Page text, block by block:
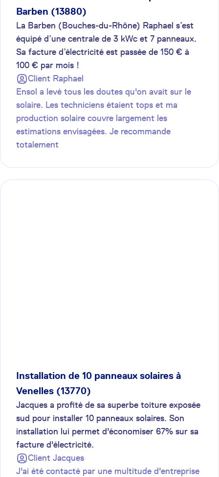
Barben (13880)
La Barben (Bouches-du-Rhône) Raphael s’est
équipé d’une centrale de 3 kWc et 7 panneaux.
Sa facture d’électricité est passée de 150 € à
100 € par mois !
Client Raphael
Ensol a levé tous les doutes qu'on avait sur le
solaire. Les techniciens étaient tops et ma
production solaire couvre largement les
estimations envisagées. Je recommande
totalement
Installation de 10 panneaux solaires à
Venelles (13770)
Jacques a profité de sa superbe toiture exposée
sud pour installer 10 panneaux solaires. Son
installation lui permet d'économiser 67% sur sa
facture d'électricité.
Client Jacques
J'ai été contacté par une multitude d'entreprise